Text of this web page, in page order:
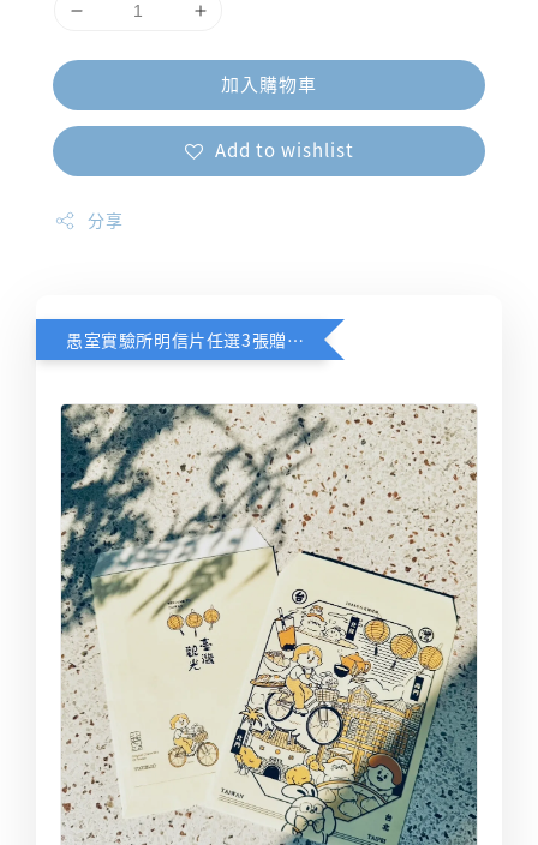
加入購物車
Add to wishlist
分享
愚室實驗所明信片任選3張贈送限定台北觀光信封